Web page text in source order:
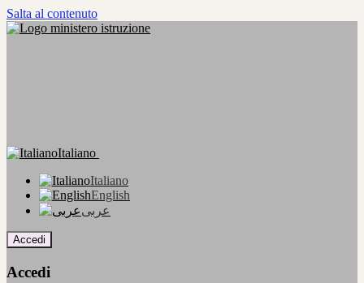
Salta al contenuto
Italiano
Italiano
English
عربى
Accedi
Accedi